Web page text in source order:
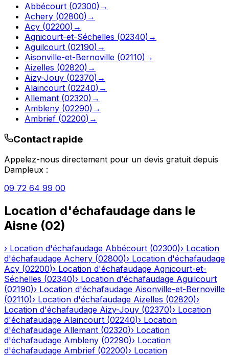
Abbécourt (02300) →
Achery (02800) →
Acy (02200) →
Agnicourt-et-Séchelles (02340) →
Aguilcourt (02190) →
Aisonville-et-Bernoville (02110) →
Aizelles (02820) →
Aizy-Jouy (02370) →
Alaincourt (02240) →
Allemant (02320) →
Ambleny (02290) →
Ambrief (02200) →
Contact rapide
Appelez-nous directement pour un devis gratuit depuis
Dampleux :
09 72 64 99 00
Location d'échafaudage dans le
Aisne (02)
› Location d'échafaudage Abbécourt (02300)› Location
d'échafaudage Achery (02800)› Location d'échafaudage
Acy (02200)› Location d'échafaudage Agnicourt-et-
Séchelles (02340)› Location d'échafaudage Aguilcourt
(02190)› Location d'échafaudage Aisonville-et-Bernoville
(02110)› Location d'échafaudage Aizelles (02820)›
Location d'échafaudage Aizy-Jouy (02370)› Location
d'échafaudage Alaincourt (02240)› Location
d'échafaudage Allemant (02320)› Location
d'échafaudage Ambleny (02290)› Location
d'échafaudage Ambrief (02200)› Location